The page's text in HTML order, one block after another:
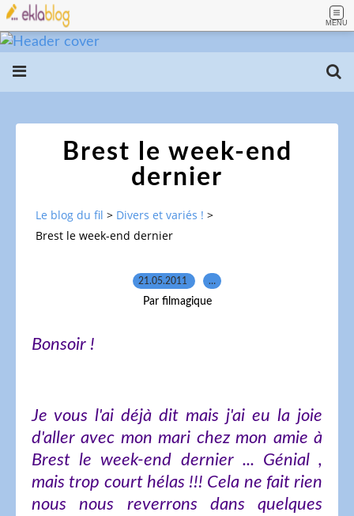
MENU
Brest le week-end
dernier
Le blog du fil > Divers et variés ! >
Brest le week-end dernier
21.05.2011 …
Par filmagique
Bonsoir !
Je vous l'ai déjà dit mais j'ai eu la joie
d'aller avec mon mari chez mon amie à
Brest le week-end dernier ... Génial ,
mais trop court hélas !!! Cela ne fait rien
nous nous reverrons dans quelques